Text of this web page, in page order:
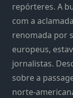
repórteres. A
com a
renomada por
europeus,
jornalistas.
sobre a
norte-